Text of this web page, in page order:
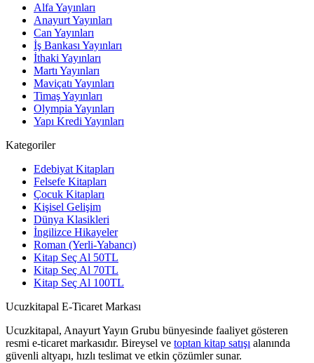
Alfa Yayınları
Anayurt Yayınları
Can Yayınları
İş Bankası Yayınları
İthaki Yayınları
Martı Yayınları
Maviçatı Yayınları
Timaş Yayınları
Olympia Yayınları
Yapı Kredi Yayınları
Kategoriler
Edebiyat Kitapları
Felsefe Kitapları
Çocuk Kitapları
Kişisel Gelişim
Dünya Klasikleri
İngilizce Hikayeler
Roman (Yerli-Yabancı)
Kitap Seç Al 50TL
Kitap Seç Al 70TL
Kitap Seç Al 100TL
Ucuzkitapal E-Ticaret Markası
Ucuzkitapal, Anayurt Yayın Grubu bünyesinde faaliyet gösteren
resmi e-ticaret markasıdır. Bireysel ve toptan kitap satışı alanında
güvenli altyapı, hızlı teslimat ve etkin çözümler sunar.